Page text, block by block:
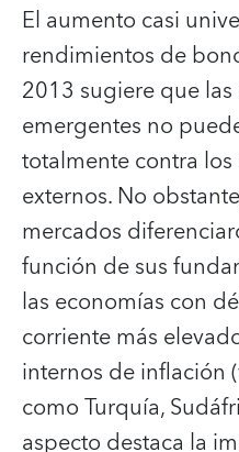
El aumento casi
rendimientos de
2013 sugiere que
emergentes no
totalmente contra
externos. No
mercados
función de sus
las economías con
corriente más
internos de inflación
como Turquía,
aspecto destaca la